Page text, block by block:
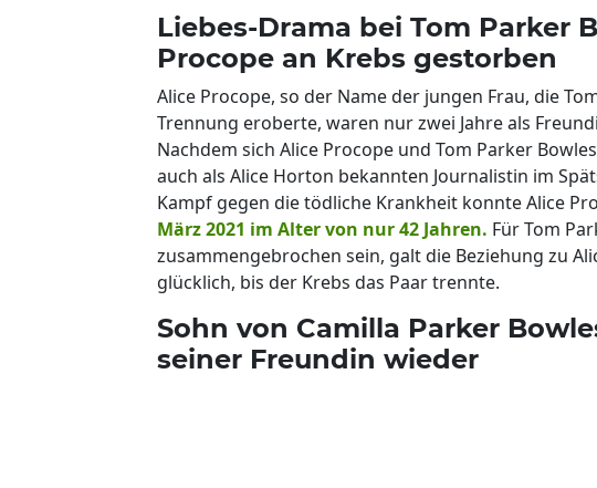
Liebes-Drama bei Tom Parker
Procope an Krebs gestorben
Alice Procope, so der Name der jungen Frau, die
Trennung eroberte, waren nur zwei Jahre als
Nachdem sich Alice Procope und Tom Parker
auch als Alice Horton bekannten Journalistin im
Kampf gegen die tödliche Krankheit konnte Alice
März 2021 im Alter von nur 42 Jahren. Für Tom
zusammengebrochen sein, galt die Beziehung zu
glücklich, bis der Krebs das Paar trennte.
Sohn von Camilla Parker
seiner Freundin wieder